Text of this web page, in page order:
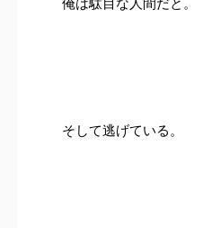
俺は駄目な人間だと。
そして逃げている。